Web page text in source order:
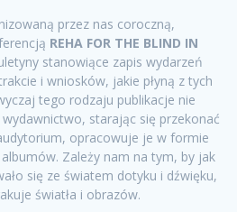
przez nas coroczną,
REHA FOR THE BLIND IN
stanowiące zapis wydarzeń
i wniosków, jakie płyną z tych
tego rodzaju publikacje nie
starając się przekonać
opracowuje je w formie
Zależy nam na tym, by jak
się ze światem dotyku i dźwięku,
światła i obrazów.